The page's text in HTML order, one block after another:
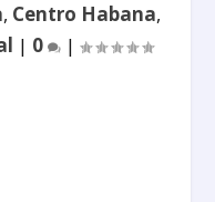
, Centro Habana,
| 0 |